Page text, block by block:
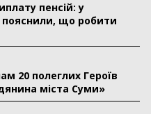
пенсій: у
що робити
20 полеглих Героїв
міста Суми»